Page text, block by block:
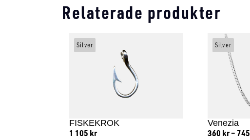
Relaterade produkter
FISKEKROK
1 105 kr
Silver
Venezia
360 kr –745
Silver